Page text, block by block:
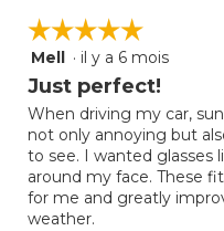
☆☆☆☆☆
☆☆☆☆☆
5
étoile(s)
5.
Mell · il y a 6 mois
Just perfect!
When driving my car,
not only annoying but
to see. I wanted glasses
around my face. These
for me and greatly
weather.